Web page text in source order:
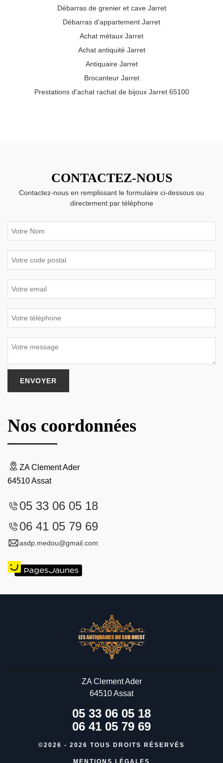
Débarras de grenier et cave Jarret
Débarras d'appartement Jarret
Achat métaux Jarret
Achat antiquité Jarret
Antiquaire Jarret
Brocanteur Jarret
Prestations d'achat rachat de bijoux Jarret 65100
CONTACTEZ-NOUS
Contactez-nous en remplissant le formulaire ci-dessous ou
directement par téléphone
Nos coordonnées
ZA Clement Ader
64510 Assat
05 33 06 05 18
06 41 05 79 69
asdp.medou@gmail.com
ZA Clement Ader
64510 Assat
05 33 06 05 18
06 41 05 79 69
©2026 - 2026 TOUS DROITS RÉSERVÉS